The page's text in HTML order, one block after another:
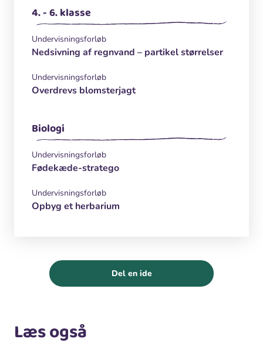
4. - 6. klasse
Undervisningsforløb
Nedsivning af regnvand – partikel størrelser
Undervisningsforløb
Overdrevs blomsterjagt
Biologi
Undervisningsforløb
Fødekæde-stratego
Undervisningsforløb
Opbyg et herbarium
Del en ide
Læs også